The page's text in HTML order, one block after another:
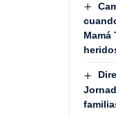
Mamá